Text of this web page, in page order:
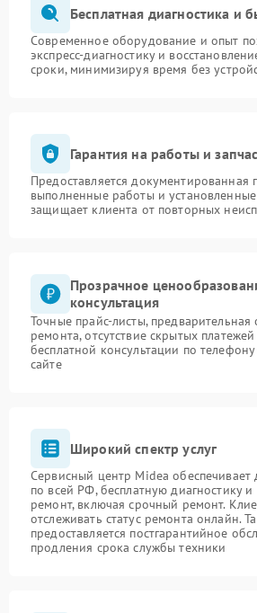
Бесплатная диагностика и
Современное оборудование и опыт
экспресс-диагностику и
сроки, минимизируя время без
Гарантия на работы и
Предоставляется документированная
выполненные работы и установленные
защищает клиента от повторных
Прозрачное
консультация
Точные прайс-листы, предварительная
ремонта, отсутствие скрытых
бесплатной консультации по
сайте
Широкий спектр услуг
Сервисный центр Midea обеспечивает
по всей РФ, бесплатную диагностику и
ремонт, включая срочный ремонт.
отслеживать статус ремонта онлайн.
предоставляется постгарантийное
продления срока службы техники